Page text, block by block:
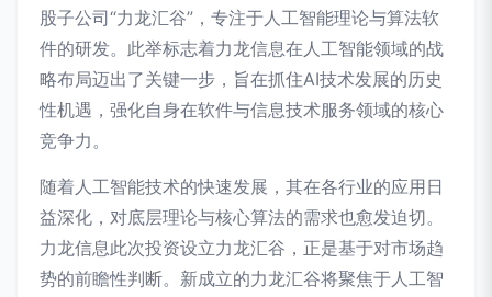
股子公司“力龙汇谷”，专注于人工智能理论与算法软
件的研发。此举标志着力龙信息在人工智能领域的战
略布局迈出了关键一步，旨在抓住AI技术发展的历史
性机遇，强化自身在软件与信息技术服务领域的核心
竞争力。
随着人工智能技术的快速发展，其在各行业的应用日
益深化，对底层理论与核心算法的需求也愈发迫切。
力龙信息此次投资设立力龙汇谷，正是基于对市场趋
势的前瞻性判断。新成立的力龙汇谷将聚焦于人工智